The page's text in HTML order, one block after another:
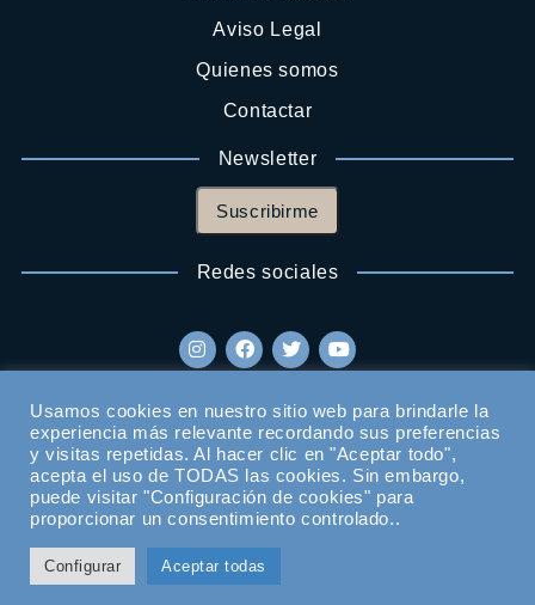
Aviso Legal
Quienes somos
Contactar
Newsletter
Suscribirme
Redes sociales
Usamos cookies en nuestro sitio web para brindarle la
experiencia más relevante recordando sus preferencias
y visitas repetidas. Al hacer clic en "Aceptar todo",
acepta el uso de TODAS las cookies. Sin embargo,
puede visitar "Configuración de cookies" para
proporcionar un consentimiento controlado..
Configurar Aceptar todas